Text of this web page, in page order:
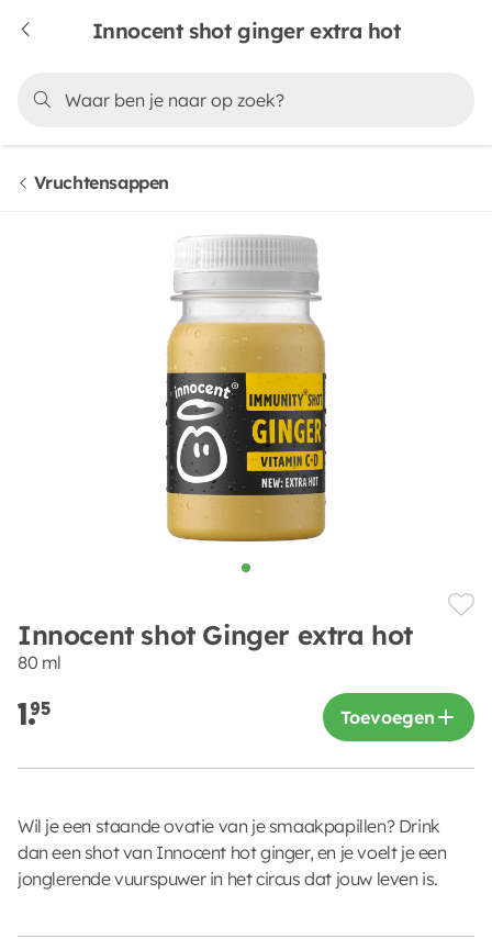
Innocent shot ginger extra hot
Vruchtensappen
Innocent shot Ginger extra hot
80 ml
1.95 Toevoegen
Wil je een staande ovatie van je smaakpapillen? Drink
dan een shot van Innocent hot ginger, en je voelt je een
jonglerende vuurspuwer in het circus dat jouw leven is.